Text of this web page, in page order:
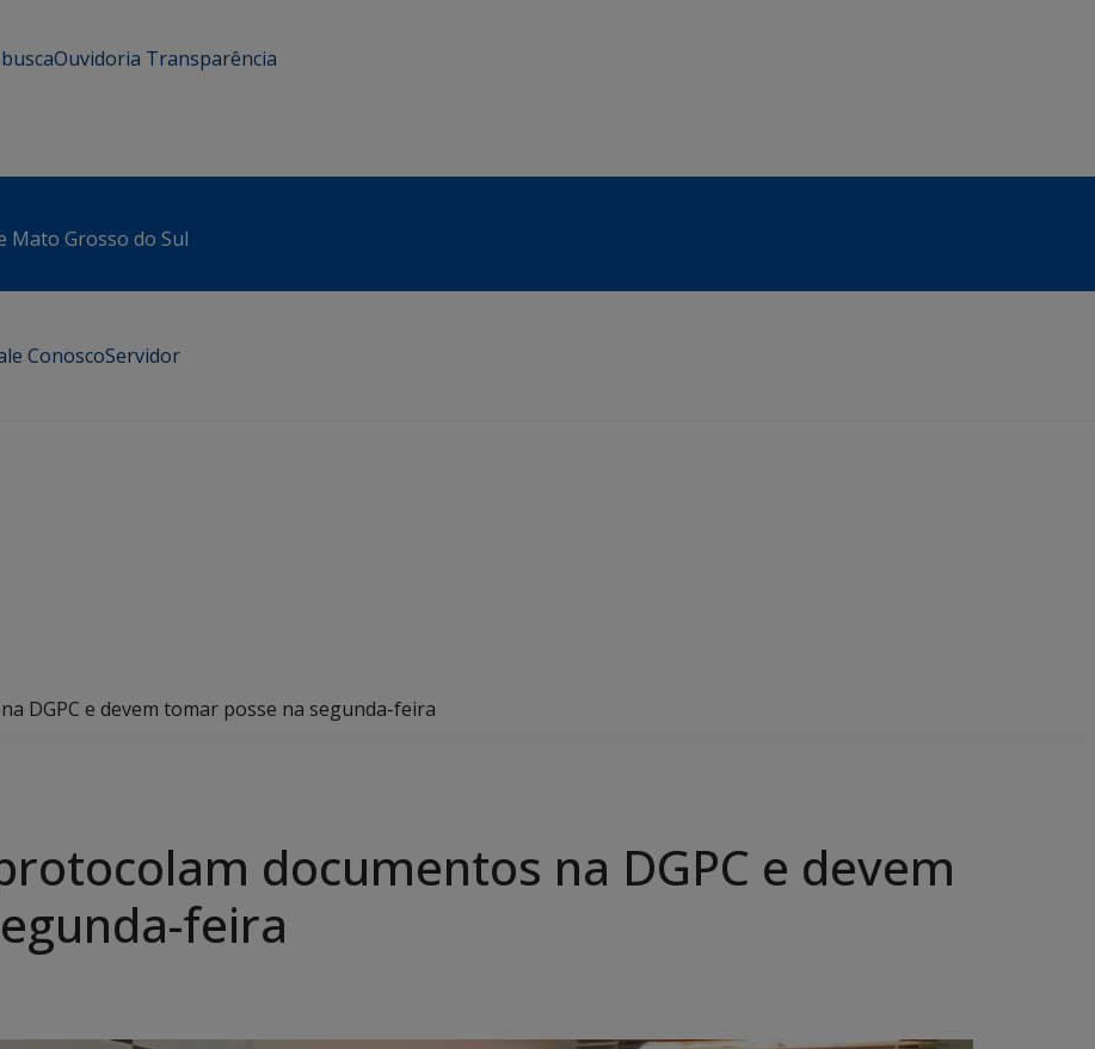
Ouvidoria Transparência
Mato Grosso do Sul
ConoscoServidor
DGPC e devem tomar posse na segunda-feira
documentos na DGPC e devem
feira